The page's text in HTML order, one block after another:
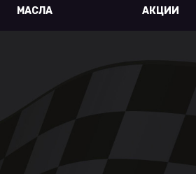
МАСЛА АКЦИИ